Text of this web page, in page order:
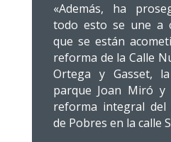
«Además, ha
todo esto se une a
que se están
reforma de la Calle
Ortega y Gasset,
parque Joan Miró y
reforma integral del
de Pobres en la calle